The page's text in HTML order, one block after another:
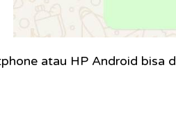
atau HP Android bisa